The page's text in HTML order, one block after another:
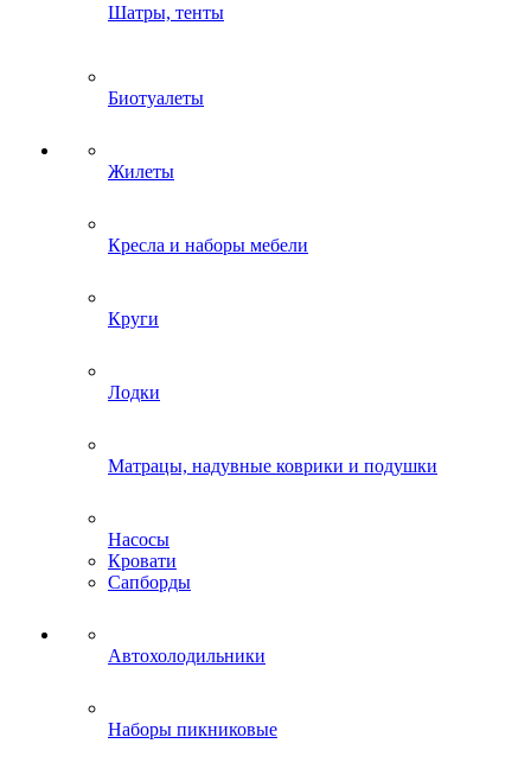
Шатры, тенты
Биотуалеты
Жилеты
Кресла и наборы мебели
Круги
Лодки
Матрацы, надувные коврики и подушки
Насосы
Кровати
Сапборды
Автохолодильники
Наборы пикниковые